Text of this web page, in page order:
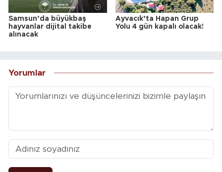
Samsun’da büyükbaş
hayvanlar dijital takibe
alınacak
Ayvacık’ta Hapan Grup
Yolu 4 gün kapalı olacak!
Yorumlar